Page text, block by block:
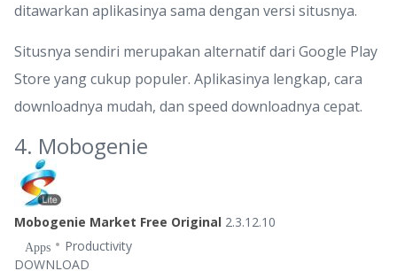
ditawarkan aplikasinya sama dengan versi situsnya.
Situsnya sendiri merupakan alternatif dari Google Play
Store yang cukup populer. Aplikasinya lengkap, cara
downloadnya mudah, dan speed downloadnya cepat.
4. Mobogenie
Mobogenie Market Free Original 2.3.12.10
Apps
Productivity
DOWNLOAD